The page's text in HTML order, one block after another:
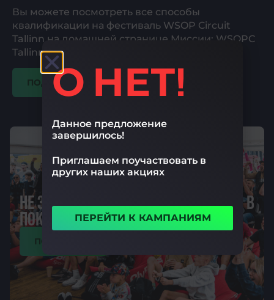
Вы можете посмотреть все способы
квалификации на фестиваль WSOP Circuit
Tallinn на домашней странице Миссии: WSOPC
Tallinn 2024.
ПОДРОБНЕЕ
НЕ ЗНАЕТЕ, КАК НАЙТИ ЭТИ СОБЫТИЯ В
ПОКЕР-РУМЕ OLYBET?
ПОДРОБНЕЕ
О НЕТ!
Данное предложение
завершилось!
Приглашаем поучаствовать в
других наших акциях
ПЕРЕЙТИ К КАМПАНИЯМ